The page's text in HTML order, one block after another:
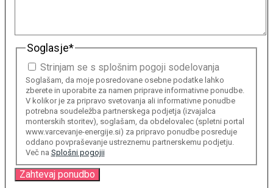
Soglasje*
Strinjam se s splošnim pogoji sodelovanja
Soglašam, da moje posredovane osebne podatke lahko
zberete in uporabite za namen priprave informativne ponudbe.
V kolikor je za pripravo svetovanja ali informativne ponudbe
potrebna soudeležba partnerskega podjetja (izvajalca
monterskih storitev), soglašam, da obdelovalec (spletni portal
www.varcevanje-energije.si) za pripravo ponudbe posreduje
oddano povpraševanje ustreznemu partnerskemu podjetju.
Več na Splošni pogojii